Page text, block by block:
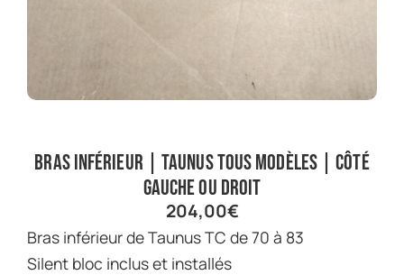
Bras inférieur | Taunus tous modèles | Côté
gauche ou droit
204,00€
Bras inférieur de Taunus TC de 70 à 83
Silent bloc inclus et installés